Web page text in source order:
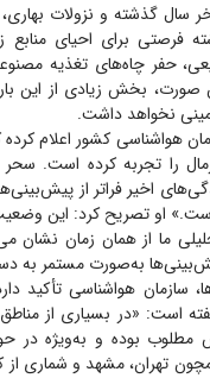
سال گذشته و نزولات
فرصتی برای احیای منابع
حفر چاه‌های تغذیه
صورت، بخش زیادی از این
نخواهد داشت.
هواشناسی کشور اعلام کرده
را تجربه کرده است.
اخیر فراتر از
است.» او تصریح کرد: این
به‌صورت مستمر به
سازمان هواشناسی تأکید
است: «در بسیاری از
مطلوب بوده و به‌ویژه
تهران، مشهد و شماری